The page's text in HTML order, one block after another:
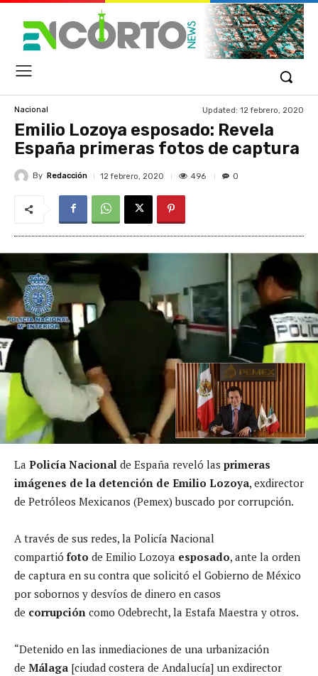
Nacional Updated: 12 febrero, 2020
Emilio Lozoya esposado: Revela
España primeras fotos de captura
By Redacción 12 febrero, 2020 496 0
La Policía Nacional de España reveló las primeras
imágenes de la detención de Emilio Lozoya, exdirector
de Petróleos Mexicanos (Pemex) buscado por corrupción.
A través de sus redes, la Policía Nacional
compartió foto de Emilio Lozoya esposado, ante la orden
de captura en su contra que solicitó el Gobierno de México
por sobornos y desvíos de dinero en casos
de corrupción como Odebrecht, la Estafa Maestra y otros.
“Detenido en las inmediaciones de una urbanización
de Málaga [ciudad costera de Andalucía] un exdirector